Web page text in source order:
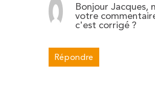
Bonjour Jacques,
votre
c'est corrigé ?
Répondre